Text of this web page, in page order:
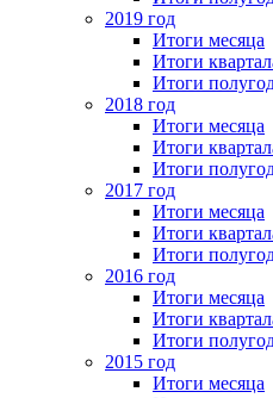
2019 год
Итоги месяца
Итоги
Итоги
2018 год
Итоги месяца
Итоги
Итоги
2017 год
Итоги месяца
Итоги
Итоги
2016 год
Итоги месяца
Итоги
Итоги
2015 год
Итоги месяца